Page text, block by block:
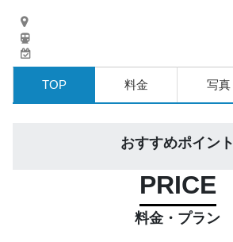
TOP 料金 写真
おすすめポイント
PRICE
料金・プラン